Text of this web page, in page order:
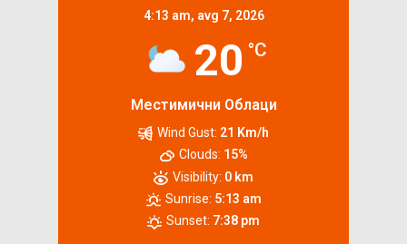
4:13 am, avg 7, 2026
20 °C
Местимични Облаци
Wind Gust: 21 Km/h
Clouds: 15%
Visibility: 0 km
Sunrise: 5:13 am
Sunset: 7:38 pm